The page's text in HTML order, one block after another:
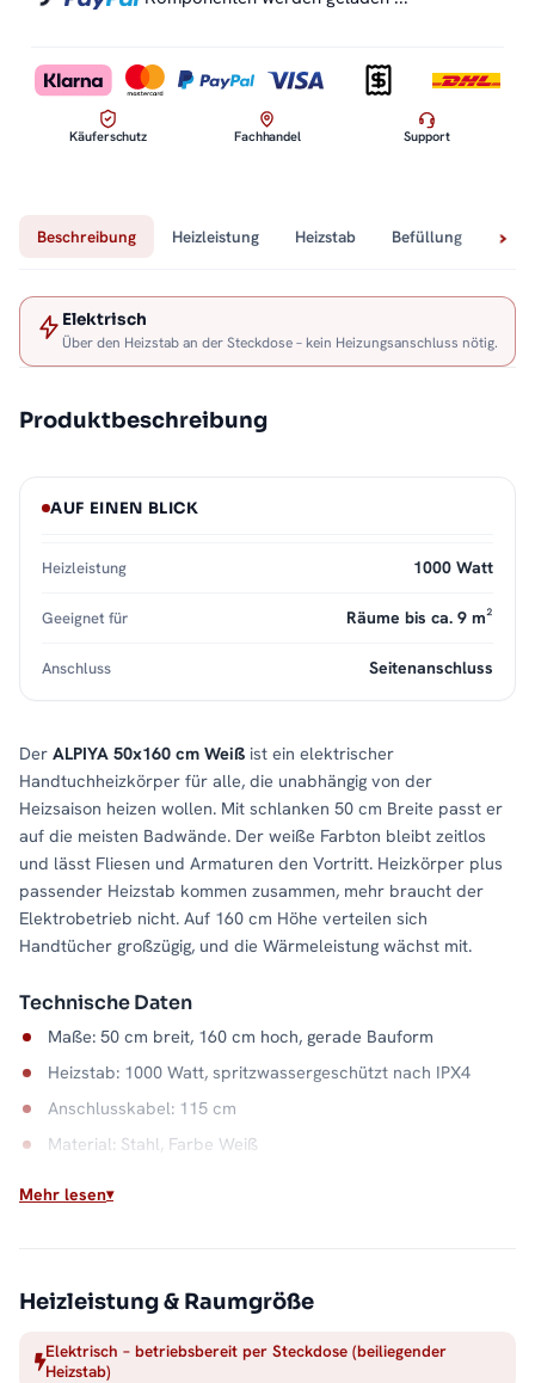
Käuferschutz Fachhandel Support
Beschreibung Heizleistung Heizstab Befüllung
Elektrisch
Über den Heizstab an der Steckdose – kein Heizungsanschluss nötig.
Produktbeschreibung
Der ALPIYA 50x160 cm Weiß ist ein elektrischer
Handtuchheizkörper für alle, die unabhängig von der
Heizsaison heizen wollen. Mit schlanken 50 cm Breite passt er
auf die meisten Badwände. Der weiße Farbton bleibt zeitlos
und lässt Fliesen und Armaturen den Vortritt. Heizkörper plus
passender Heizstab kommen zusammen, mehr braucht der
Elektrobetrieb nicht. Auf 160 cm Höhe verteilen sich
Handtücher großzügig, und die Wärmeleistung wächst mit.
Technische Daten
Maße: 50 cm breit, 160 cm hoch, gerade Bauform
Heizstab: 1000 Watt, spritzwassergeschützt nach IPX4
Anschlusskabel: 115 cm
Material: Stahl, Farbe Weiß
Ob Sommer oder Übergangszeit: Dieser elektrische
Stahlkorpus in Weiß gibt die Wärme gleichmäßig ab und
AUF EINEN BLICK
Heizleistung 1000 Watt
Geeignet für Räume bis ca. 9 m²
Anschluss Seitenanschluss
Mehr lesen
Heizleistung & Raumgröße
Elektrisch – betriebsbereit per Steckdose (beiliegender
Heizstab)